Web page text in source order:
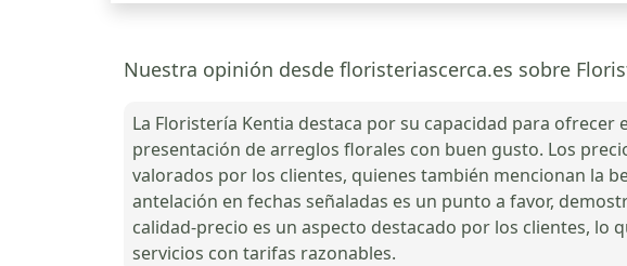
Nuestra opinión desde floristeriascerca.es sobre
La Floristería Kentia destaca por su capacidad para
presentación de arreglos florales con buen gusto. Los
valorados por los clientes, quienes también mencionan la
antelación en fechas señaladas es un punto a favor,
calidad-precio es un aspecto destacado por los clientes,
servicios con tarifas razonables.